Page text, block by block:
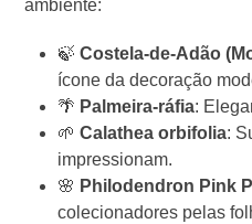
ambiente:
🍃Costela-de-Adão
ícone da decoração
🌴 Palmeira-ráfia:
🌱Calathea orbifolia:
impressionam.
🌸 Philodendron Pink
colecionadores pelas